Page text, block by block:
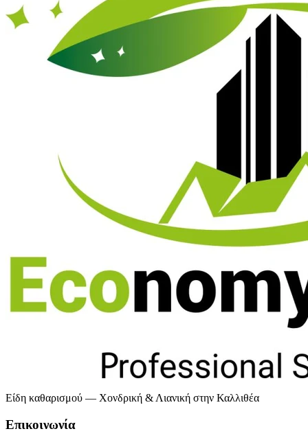
Είδη καθαρισμού — Χονδρική & Λιανική στην Καλλιθέα
Επικοινωνία